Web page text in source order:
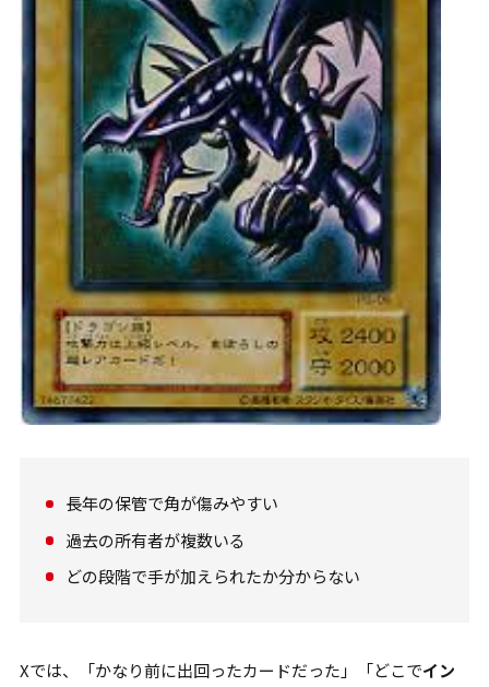
長年の保管で角が傷みやすい
過去の所有者が複数いる
どの段階で手が加えられたか分からない
Xでは、「かなり前に出回ったカードだった」「どこでイン